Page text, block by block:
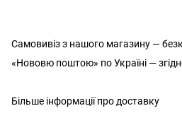
Самовивіз з нашого магазину —
«Нововю поштою» по Україні —
Більше інформації про доставку